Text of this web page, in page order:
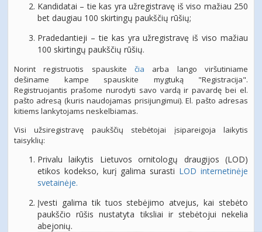
Kandidatai – tie kas yra užregistravę iš viso mažiau 250
bet daugiau 100 skirtingų paukščių rūšių;
Pradedantieji – tie kas yra užregistravę iš viso mažiau
100 skirtingų paukščių rūšių.
Norint registruotis spauskite čia arba lango viršutiniame
dešiname kampe spauskite mygtuką "Registracija".
Registruojantis prašome nurodyti savo vardą ir pavardę bei el.
pašto adresą (kuris naudojamas prisijungimui). El. pašto adresas
kitiems lankytojams neskelbiamas.
Visi užsiregistravę paukščių stebėtojai įsipareigoja laikytis
taisyklių:
Privalu laikytis Lietuvos ornitologų draugijos (LOD)
etikos kodekso, kurį galima surasti LOD internetinėje
svetainėje.
Įvesti galima tik tuos stebėjimo atvejus, kai stebėto
paukščio rūšis nustatyta tiksliai ir stebėtojui nekelia
abejonių.